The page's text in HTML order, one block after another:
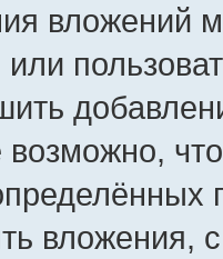
вложений
вложения,